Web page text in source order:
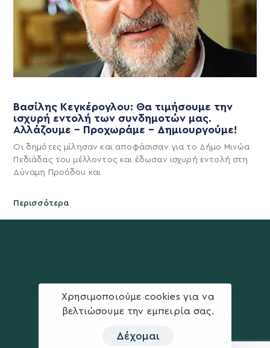
Βασίλης Κεγκέρογλου: Θα τιμήσουμε την
ισχυρή εντολή των συνδημοτών μας.
Αλλάζουμε – Προχωράμε – Δημιουργούμε!
Οι δημότες μίλησαν και αποφάσισαν για το Δήμο Μινώα
Πεδιάδας του μέλλοντος και έδωσαν ισχυρή εντολή στη
Δύναμη Προόδου και
Περισσότερα
Χρησιμοποιούμε cookies για να
βελτιώσουμε την εμπειρία σας.
Δέχομαι